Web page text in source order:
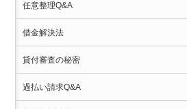
任意整理Q&A
借金解決法
貸付審査の秘密
過払い請求Q&A